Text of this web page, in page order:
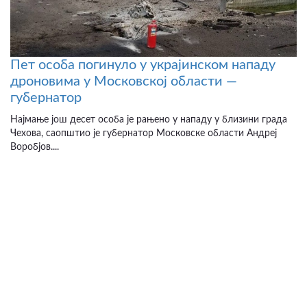
Пет особа погинуло у украјинском нападу
дроновима у Московској области —
губернатор
Најмање још десет особа је рањено у нападу у близини града
Чехова, саопштио је губернатор Московске области Андреј
Воробјов....